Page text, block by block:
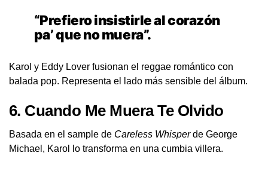
“Prefiero insistirle al corazón
pa’ que no muera”.
Karol y Eddy Lover fusionan el reggae romántico con
balada pop. Representa el lado más sensible del álbum.
6. Cuando Me Muera Te Olvido
Basada en el sample de Careless Whisperde George
Michael, Karol lo transforma en una cumbia villera.